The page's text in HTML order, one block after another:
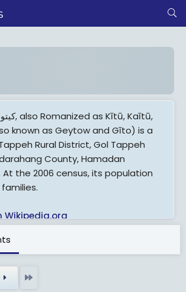
known as Geytow and Gīto) is a
Rural District, Gol Tappeh
County, Hamadan
At the 2006 census, its population
families.
Wikipedia.org